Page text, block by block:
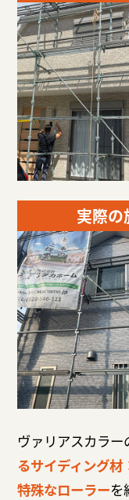
実際の
ヴァリアスカラー
るサイディング
特殊なローラーを